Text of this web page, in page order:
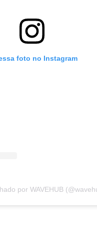
foto no Instagram
por WAVEHUB